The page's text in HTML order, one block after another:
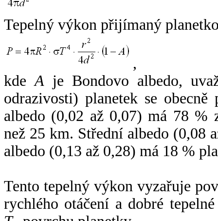
Tepelný výkon přijímaný
,
kdeA je Bondovo albedo,
odrazivosti) planetek se
albedo (0,02 až 0,07) má 78 %
než 25 km. Střední albedo (0,08
albedo (0,13 až 0,28) má 18 %
Tento tepelný výkon vyzařuje
rychlého otáčení a dobré